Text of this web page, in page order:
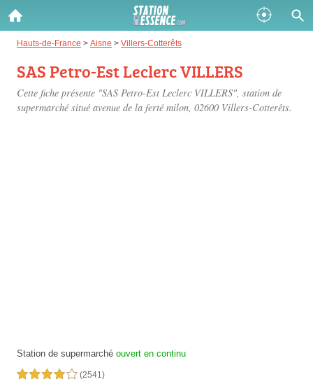
Hauts-de-France > Aisne > Villers-Cotterêts
SAS Petro-Est Leclerc VILLERS
Cette fiche présente "SAS Petro-Est Leclerc VILLERS", station de
supermarché situé avenue de la ferté milon, 02600 Villers-Cotterêts.
Station de supermarché ouvert en continu
4,0 étoiles sur 5 (2541)
Gazole :
Disponible Épuisé
SP 98 :